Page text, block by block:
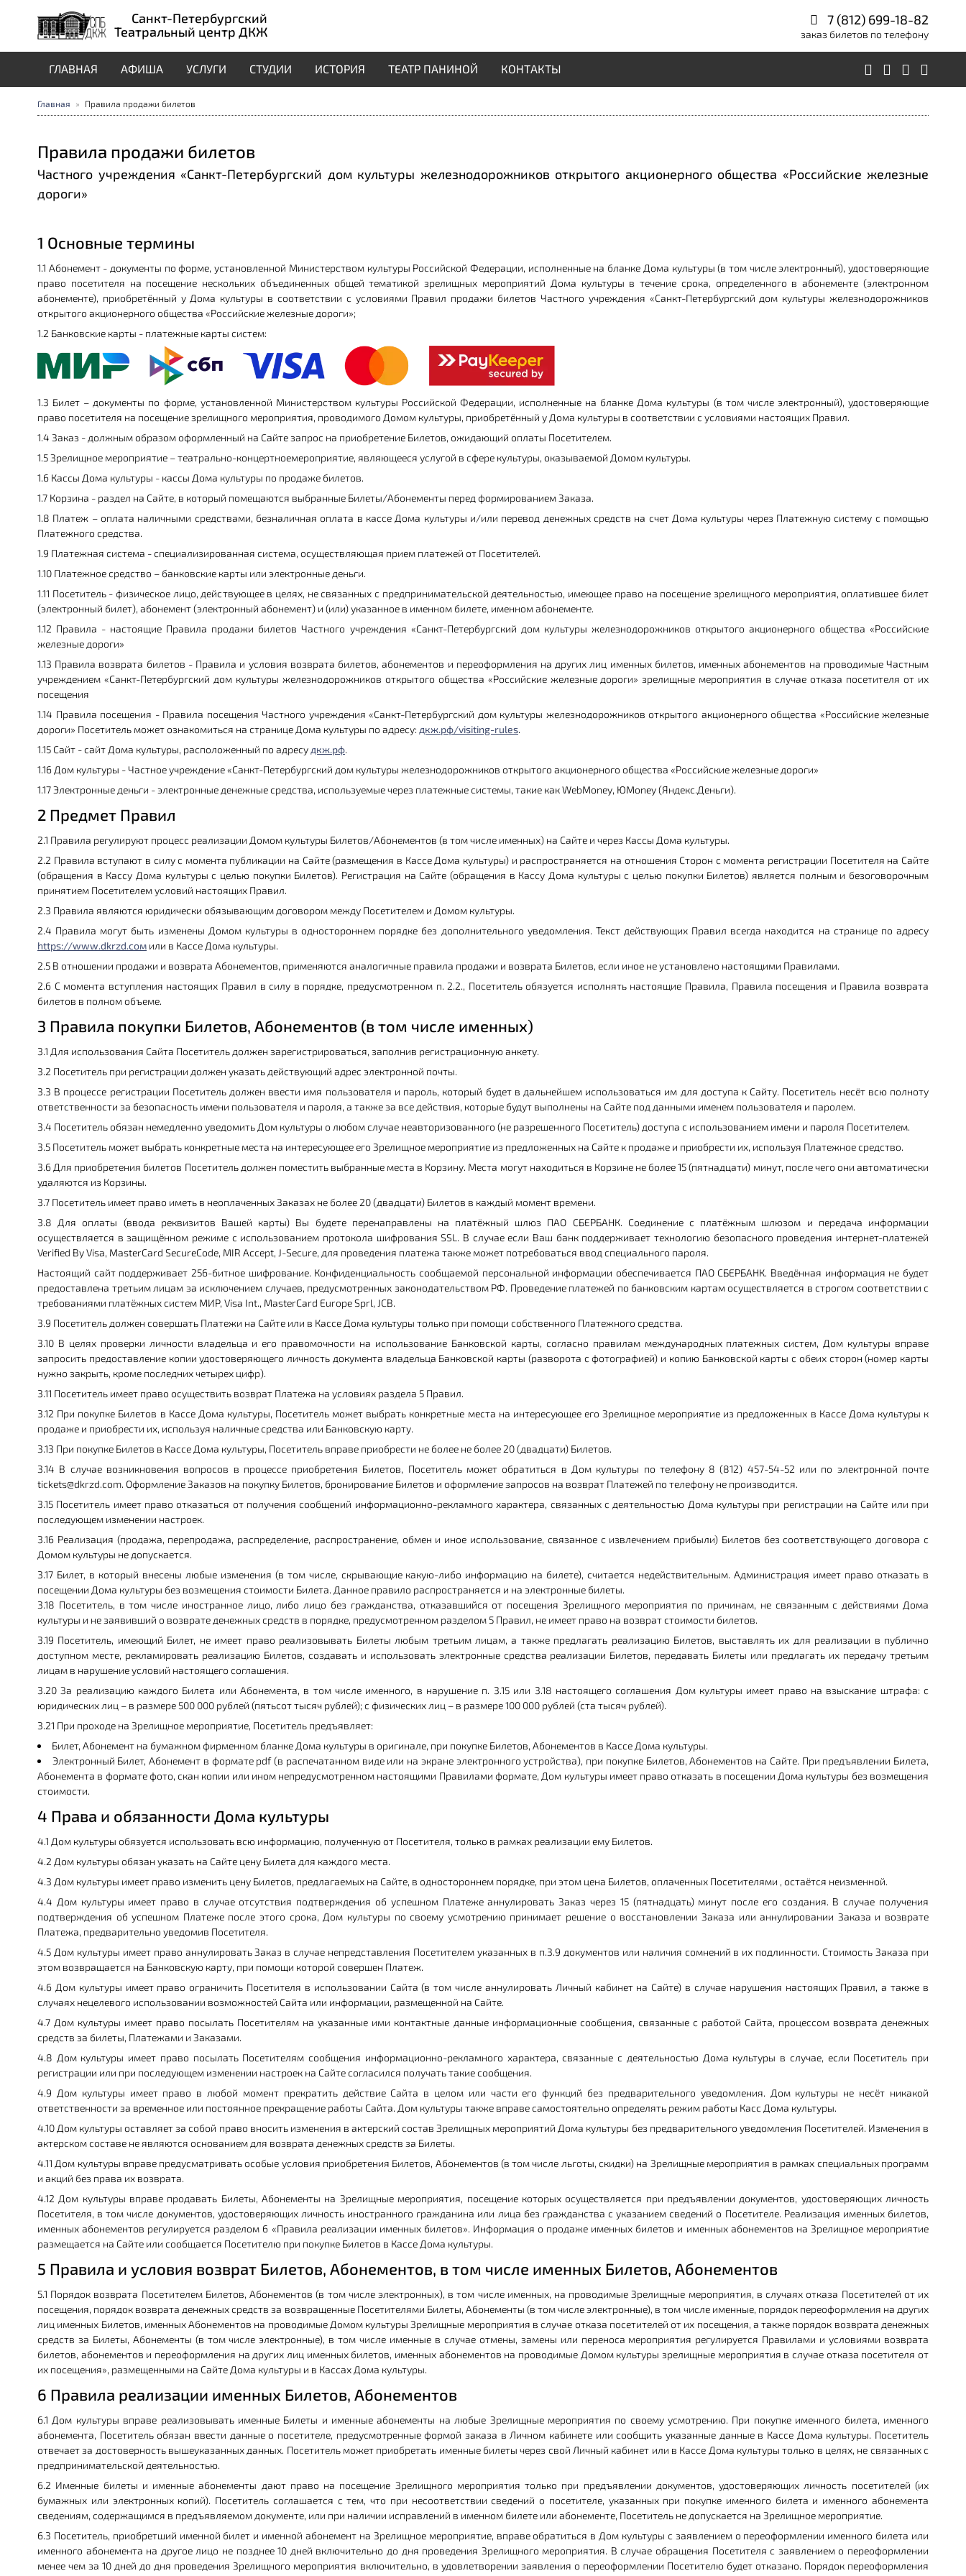
Санкт-Петербургский
Театральный центр ДКЖ
7 (812) 699-18-82
заказ билетов по телефону
ГЛАВНАЯ АФИША УСЛУГИ СТУДИИ ИСТОРИЯ ТЕАТР ПАНИНОЙ КОНТАКТЫ
Главная Правила продажи билетов
Правила продажи билетов
Частного учреждения «Санкт-Петербургский дом культуры железнодорожников открытого акционерного общества «Российские железные
дороги»
1 Основные термины
1.1 Абонемент - документы по форме, установленной Министерством культуры Российской Федерации, исполненные на бланке Дома культуры (в том числе электронный), удостоверяющие
право посетителя на посещение нескольких объединенных общей тематикой зрелищных мероприятий Дома культуры в течение срока, определенного в абонементе (электронном
абонементе), приобретённый у Дома культуры в соответствии с условиями Правил продажи билетов Частного учреждения «Санкт-Петербургский дом культуры железнодорожников
открытого акционерного общества «Российские железные дороги»;
1.2 Банковские карты - платежные карты систем:
1.3 Билет – документы по форме, установленной Министерством культуры Российской Федерации, исполненные на бланке Дома культуры (в том числе электронный), удостоверяющие
право посетителя на посещение зрелищного мероприятия, проводимого Домом культуры, приобретённый у Дома культуры в соответствии с условиями настоящих Правил.
1.4 Заказ - должным образом оформленный на Сайте запрос на приобретение Билетов, ожидающий оплаты Посетителем.
1.5 Зрелищное мероприятие – театрально-концертноемероприятие, являющееся услугой в сфере культуры, оказываемой Домом культуры.
1.6 Кассы Дома культуры - кассы Дома культуры по продаже билетов.
1.7 Корзина - раздел на Сайте, в который помещаются выбранные Билеты/Абонементы перед формированием Заказа.
1.8 Платеж – оплата наличными средствами, безналичная оплата в кассе Дома культуры и/или перевод денежных средств на счет Дома культуры через Платежную систему с помощью
Платежного средства.
1.9 Платежная система - специализированная система, осуществляющая прием платежей от Посетителей.
1.10 Платежное средство – банковские карты или электронные деньги.
1.11 Посетитель - физическое лицо, действующее в целях, не связанных с предпринимательской деятельностью, имеющее право на посещение зрелищного мероприятия, оплатившее билет
(электронный билет), абонемент (электронный абонемент) и (или) указанное в именном билете, именном абонементе.
1.12 Правила - настоящие Правила продажи билетов Частного учреждения «Санкт-Петербургский дом культуры железнодорожников открытого акционерного общества «Российские
железные дороги»
1.13 Правила возврата билетов - Правила и условия возврата билетов, абонементов и переоформления на других лиц именных билетов, именных абонементов на проводимые Частным
учреждением «Санкт-Петербургский дом культуры железнодорожников открытого общества «Российские железные дороги» зрелищные мероприятия в случае отказа посетителя от их
посещения
1.14 Правила посещения - Правила посещения Частного учреждения «Санкт-Петербургский дом культуры железнодорожников открытого акционерного общества «Российские железные
дороги» Посетитель может ознакомиться на странице Дома культуры по адресу: дкж.рф/visiting-rules.
1.15 Сайт - сайт Дома культуры, расположенный по адресу дкж.рф.
1.16 Дом культуры - Частное учреждение «Санкт-Петербургский дом культуры железнодорожников открытого акционерного общества «Российские железные дороги»
1.17 Электронные деньги - электронные денежные средства, используемые через платежные системы, такие как WebMoney, ЮMoney (Яндекс.Деньги).
2 Предмет Правил
2.1 Правила регулируют процесс реализации Домом культуры Билетов/Абонементов (в том числе именных) на Сайте и через Кассы Дома культуры.
2.2 Правила вступают в силу с момента публикации на Сайте (размещения в Кассе Дома культуры) и распространяется на отношения Сторон с момента регистрации Посетителя на Сайте
(обращения в Кассу Дома культуры с целью покупки Билетов). Регистрация на Сайте (обращения в Кассу Дома культуры с целью покупки Билетов) является полным и безоговорочным
принятием Посетителем условий настоящих Правил.
2.3 Правила являются юридически обязывающим договором между Посетителем и Домом культуры.
2.4 Правила могут быть изменены Домом культуры в одностороннем порядке без дополнительного уведомления. Текст действующих Правил всегда находится на странице по адресу
https://www.dkrzd.сом или в Кассе Дома культуры.
2.5 В отношении продажи и возврата Абонементов, применяются аналогичные правила продажи и возврата Билетов, если иное не установлено настоящими Правилами.
2.6 С момента вступления настоящих Правил в силу в порядке, предусмотренном п. 2.2., Посетитель обязуется исполнять настоящие Правила, Правила посещения и Правила возврата
билетов в полном объеме.
3 Правила покупки Билетов, Абонементов (в том числе именных)
3.1 Для использования Сайта Посетитель должен зарегистрироваться, заполнив регистрационную анкету.
3.2 Посетитель при регистрации должен указать действующий адрес электронной почты.
3.3 В процессе регистрации Посетитель должен ввести имя пользователя и пароль, который будет в дальнейшем использоваться им для доступа к Сайту. Посетитель несёт всю полноту
ответственности за безопасность имени пользователя и пароля, а также за все действия, которые будут выполнены на Сайте под данными именем пользователя и паролем.
3.4 Посетитель обязан немедленно уведомить Дом культуры о любом случае неавторизованного (не разрешенного Посетитель) доступа с использованием имени и пароля Посетителем.
3.5 Посетитель может выбрать конкретные места на интересующее его Зрелищное мероприятие из предложенных на Сайте к продаже и приобрести их, используя Платежное средство.
3.6 Для приобретения билетов Посетитель должен поместить выбранные места в Корзину. Места могут находиться в Корзине не более 15 (пятнадцати) минут, после чего они автоматически
удаляются из Корзины.
3.7 Посетитель имеет право иметь в неоплаченных Заказах не более 20 (двадцати) Билетов в каждый момент времени.
3.8 Для оплаты (ввода реквизитов Вашей карты) Вы будете перенаправлены на платёжный шлюз ПАО СБЕРБАНК. Соединение с платёжным шлюзом и передача информации
осуществляется в защищённом режиме с использованием протокола шифрования SSL. В случае если Ваш банк поддерживает технологию безопасного проведения интернет-платежей
Verified By Visa, MasterCard SecureCode, MIR Accept, J-Secure, для проведения платежа также может потребоваться ввод специального пароля.
Настоящий сайт поддерживает 256-битное шифрование. Конфиденциальность сообщаемой персональной информации обеспечивается ПАО СБЕРБАНК. Введённая информация не будет
предоставлена третьим лицам за исключением случаев, предусмотренных законодательством РФ. Проведение платежей по банковским картам осуществляется в строгом соответствии с
требованиями платёжных систем МИР, Visa Int., MasterCard Europe Sprl, JCB.
3.9 Посетитель должен совершать Платежи на Сайте или в Кассе Дома культуры только при помощи собственного Платежного средства.
3.10 В целях проверки личности владельца и его правомочности на использование Банковской карты, согласно правилам международных платежных систем, Дом культуры вправе
запросить предоставление копии удостоверяющего личность документа владельца Банковской карты (разворота с фотографией) и копию Банковской карты с обеих сторон (номер карты
нужно закрыть, кроме последних четырех цифр).
3.11 Посетитель имеет право осуществить возврат Платежа на условиях раздела 5 Правил.
3.12 При покупке Билетов в Кассе Дома культуры, Посетитель может выбрать конкретные места на интересующее его Зрелищное мероприятие из предложенных в Кассе Дома культуры к
продаже и приобрести их, используя наличные средства или Банковскую карту.
3.13 При покупке Билетов в Кассе Дома культуры, Посетитель вправе приобрести не более не более 20 (двадцати) Билетов.
3.14 В случае возникновения вопросов в процессе приобретения Билетов, Посетитель может обратиться в Дом культуры по телефону 8 (812) 457-54-52 или по электронной почте
tickets@dkrzd.com. Оформление Заказов на покупку Билетов, бронирование Билетов и оформление запросов на возврат Платежей по телефону не производится.
3.15 Посетитель имеет право отказаться от получения сообщений информационно-рекламного характера, связанных с деятельностью Дома культуры при регистрации на Сайте или при
последующем изменении настроек.
3.16 Реализация (продажа, перепродажа, распределение, распространение, обмен и иное использование, связанное с извлечением прибыли) Билетов без соответствующего договора с
Домом культуры не допускается.
3.17 Билет, в который внесены любые изменения (в том числе, скрывающие какую-либо информацию на билете), считается недействительным. Администрация имеет право отказать в
посещении Дома культуры без возмещения стоимости Билета. Данное правило распространяется и на электронные билеты.
3.18 Посетитель, в том числе иностранное лицо, либо лицо без гражданства, отказавшийся от посещения Зрелищного мероприятия по причинам, не связанным с действиями Дома
культуры и не заявивший о возврате денежных средств в порядке, предусмотренном разделом 5 Правил, не имеет право на возврат стоимости билетов.
3.19 Посетитель, имеющий Билет, не имеет право реализовывать Билеты любым третьим лицам, а также предлагать реализацию Билетов, выставлять их для реализации в публично
доступном месте, рекламировать реализацию Билетов, создавать и использовать электронные средства реализации Билетов, передавать Билеты или предлагать их передачу третьим
лицам в нарушение условий настоящего соглашения.
3.20 За реализацию каждого Билета или Абонемента, в том числе именного, в нарушение п. 3.15 или 3.18 настоящего соглашения Дом культуры имеет право на взыскание штрафа: с
юридических лиц – в размере 500 000 рублей (пятьсот тысяч рублей); с физических лиц – в размере 100 000 рублей (ста тысяч рублей).
3.21 При проходе на Зрелищное мероприятие, Посетитель предъявляет:
Билет, Абонемент на бумажном фирменном бланке Дома культуры в оригинале, при покупке Билетов, Абонементов в Кассе Дома культуры.
Электронный Билет, Абонемент в формате pdf (в распечатанном виде или на экране электронного устройства), при покупке Билетов, Абонементов на Сайте. При предъявлении Билета,
Абонемента в формате фото, скан копии или ином непредусмотренном настоящими Правилами формате, Дом культуры имеет право отказать в посещении Дома культуры без возмещения
стоимости.
4 Права и обязанности Дома культуры
4.1 Дом культуры обязуется использовать всю информацию, полученную от Посетителя, только в рамках реализации ему Билетов.
4.2 Дом культуры обязан указать на Сайте цену Билета для каждого места.
4.3 Дом культуры имеет право изменить цену Билетов, предлагаемых на Сайте, в одностороннем порядке, при этом цена Билетов, оплаченных Посетителями , остаётся неизменной.
4.4 Дом культуры имеет право в случае отсутствия подтверждения об успешном Платеже аннулировать Заказ через 15 (пятнадцать) минут после его создания. В случае получения
подтверждения об успешном Платеже после этого срока, Дом культуры по своему усмотрению принимает решение о восстановлении Заказа или аннулировании Заказа и возврате
Платежа, предварительно уведомив Посетителя.
4.5 Дом культуры имеет право аннулировать Заказ в случае непредставления Посетителем указанных в п.3.9 документов или наличия сомнений в их подлинности. Стоимость Заказа при
этом возвращается на Банковскую карту, при помощи которой совершен Платеж.
4.6 Дом культуры имеет право ограничить Посетителя в использовании Сайта (в том числе аннулировать Личный кабинет на Сайте) в случае нарушения настоящих Правил, а также в
случаях нецелевого использовании возможностей Сайта или информации, размещенной на Сайте.
4.7 Дом культуры имеет право посылать Посетителям на указанные ими контактные данные информационные сообщения, связанные с работой Сайта, процессом возврата денежных
средств за билеты, Платежами и Заказами.
4.8 Дом культуры имеет право посылать Посетителям сообщения информационно-рекламного характера, связанные с деятельностью Дома культуры в случае, если Посетитель при
регистрации или при последующем изменении настроек на Сайте согласился получать такие сообщения.
4.9 Дом культуры имеет право в любой момент прекратить действие Сайта в целом или части его функций без предварительного уведомления. Дом культуры не несёт никакой
ответственности за временное или постоянное прекращение работы Сайта. Дом культуры также вправе самостоятельно определять режим работы Касс Дома культуры.
4.10 Дом культуры оставляет за собой право вносить изменения в актерский состав Зрелищных мероприятий Дома культуры без предварительного уведомления Посетителей. Изменения в
актерском составе не являются основанием для возврата денежных средств за Билеты.
4.11 Дом культуры вправе предусматривать особые условия приобретения Билетов, Абонементов (в том числе льготы, скидки) на Зрелищные мероприятия в рамках специальных программ
и акций без права их возврата.
4.12 Дом культуры вправе продавать Билеты, Абонементы на Зрелищные мероприятия, посещение которых осуществляется при предъявлении документов, удостоверяющих личность
Посетителя, в том числе документов, удостоверяющих личность иностранного гражданина или лица без гражданства с указанием сведений о Посетителе. Реализация именных билетов,
именных абонементов регулируется разделом 6 «Правила реализации именных билетов». Информация о продаже именных билетов и именных абонементов на Зрелищное мероприятие
размещается на Сайте или сообщается Посетителю при покупке Билетов в Кассе Дома культуры.
5 Правила и условия возврат Билетов, Абонементов, в том числе именных Билетов, Абонементов
5.1 Порядок возврата Посетителем Билетов, Абонементов (в том числе электронных), в том числе именных, на проводимые Зрелищные мероприятия, в случаях отказа Посетителей от их
посещения, порядок возврата денежных средств за возвращенные Посетителями Билеты, Абонементы (в том числе электронные), в том числе именные, порядок переоформления на других
лиц именных Билетов, именных Абонементов на проводимые Домом культуры Зрелищные мероприятия в случае отказа посетителей от их посещения, а также порядок возврата денежных
средств за Билеты, Абонементы (в том числе электронные), в том числе именные в случае отмены, замены или переноса мероприятия регулируется Правилами и условиями возврата
билетов, абонементов и переоформления на других лиц именных билетов, именных абонементов на проводимые Домом культуры зрелищные мероприятия в случае отказа посетителя от
их посещения», размещенными на Сайте Дома культуры и в Кассах Дома культуры.
6 Правила реализации именных Билетов, Абонементов
6.1 Дом культуры вправе реализовывать именные Билеты и именные абонементы на любые Зрелищные мероприятия по своему усмотрению. При покупке именного билета, именного
абонемента, Посетитель обязан ввести данные о посетителе, предусмотренные формой заказа в Личном кабинете или сообщить указанные данные в Кассе Дома культуры. Посетитель
отвечает за достоверность вышеуказанных данных. Посетитель может приобретать именные билеты через свой Личный кабинет или в Кассе Дома культуры только в целях, не связанных с
предпринимательской деятельностью.
6.2 Именные билеты и именные абонементы дают право на посещение Зрелищного мероприятия только при предъявлении документов, удостоверяющих личность посетителей (их
бумажных или электронных копий). Посетитель соглашается с тем, что при несоответствии сведений о посетителе, указанных при покупке именного билета и именного абонемента
сведениям, содержащимся в предъявляемом документе, или при наличии исправлений в именном билете или абонементе, Посетитель не допускается на Зрелищное мероприятие.
6.3 Посетитель, приобретший именной билет и именной абонемент на Зрелищное мероприятие, вправе обратиться в Дом культуры с заявлением о переоформлении именного билета или
именного абонемента на другое лицо не позднее 10 дней включительно до дня проведения Зрелищного мероприятия. В случае обращения Посетителя с заявлением о переоформлении
менее чем за 10 дней до дня проведения Зрелищного мероприятия включительно, в удовлетворении заявления о переоформлении Посетителю будет отказано. Порядок переоформления